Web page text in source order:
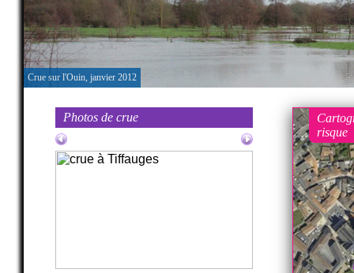
Crue sur l'Ouin, janvier 2012
Photos de crue
Crue à Gétigné, 1983
risque